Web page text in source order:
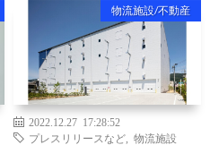
物流施設/不動産
2022.12.27 17:28:52
プレスリリースなど
物流施設